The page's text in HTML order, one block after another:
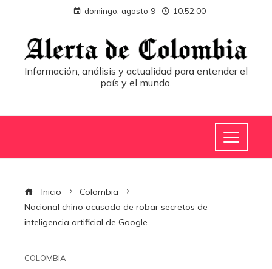
domingo, agosto 9 10:52:00
Información, análisis y actualidad para entender el
país y el mundo.
Inicio
Colombia
Nacional chino acusado de robar secretos de
inteligencia artificial de Google
COLOMBIA